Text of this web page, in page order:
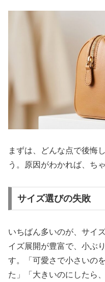
まずは、どんな点で後悔
う。原因がわかれば、ち
サイズ選びの失敗
いちばん多いのが、サイ
イズ展開が豊富で、小ぶ
す。「可愛さで小さいの
た」「大きいのにしたら